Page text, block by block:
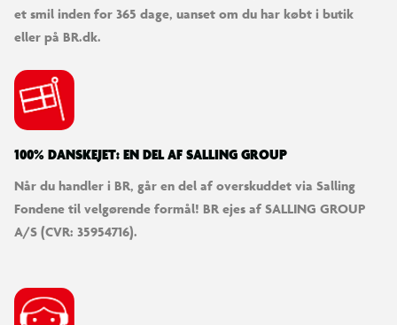
et smil inden for 365 dage, uanset om du har købt i butik
eller på BR.dk.
100% DANSKEJET: EN DEL AF SALLING GROUP
Når du handler i BR, går en del af overskuddet via Salling
Fondene til velgørende formål! BR ejes af SALLING GROUP
A/S (CVR: 35954716).